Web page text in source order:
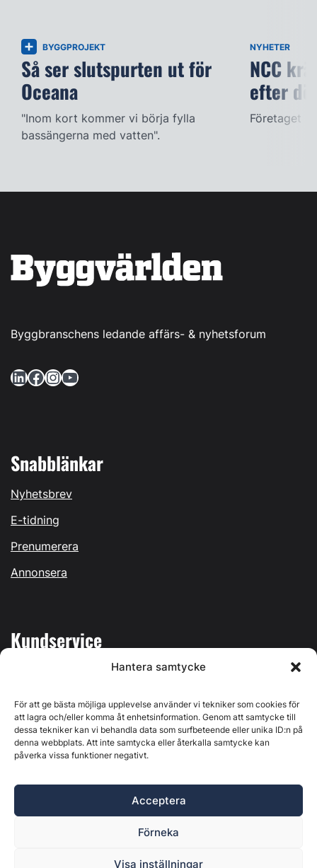
Hantera samtycke
För att ge bästa möjliga upplevelse använder vi tekniker som cookies för
att lagra och/eller komma åt enhetsinformation. Genom att samtycke till
dessa tekniker kan vi behandla data som surfbeteende eller unika ID:n på
denna webbplats. Att inte samtycka eller återkalla samtycke kan
påverka vissa funktioner negativt.
Acceptera
Förneka
Visa inställningar
BYGGPROJEKT
Så ser slutspurten ut för
Oceana
"Inom kort kommer vi börja fylla
bassängerna med vatten".
NYHETER
NCC
efter
Företaget
Byggbranschens ledande affärs- & nyhetsforum
LinkedIn Facebook InstagramYouTube
Snabblänkar
Nyhetsbrev
E-tidning
Prenumerera
Annonsera
Kundservice
Kontakta oss
Östernäsvägen 1, 827 32 Ljusdal, org.nr: 556625-6425 -
Ansvarig utgivare: Henrik Ekberg. Innehållet på denna
webbplats är upphovsrättsligt skyddat. Ange källa vid citering.
Byggvärlden är en del avMarknadsdatagruppen
Policy för datahantering, integritet och cookies